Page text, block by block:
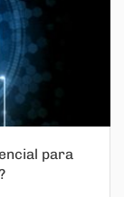
para